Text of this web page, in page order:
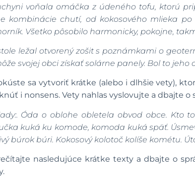
voňala omáčka z údeného tofu, ktorú
kombinácie chutí, od kokosového mlieka
Všetko pôsobilo harmonicky, pokojne,
ležal otvorený zošit s poznámkami o
svojej obci získať solárne panely. Bol to jeho
sa vytvoriť krátke (alebo i dlhšie vety),
i nonsens. Vety nahlas vyslovujte a dbajte o
Óda o oblohe obletela obvod obce. Kto
kuká ku komode, komoda kuká späť.
búrok búri. Kokosový kolotoč kolíše kométu.
nasledujúce krátke texty a dbajte o